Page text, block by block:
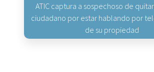
ATIC captura a sospechoso de
ciudadano por estar hablando por
de su propiedad